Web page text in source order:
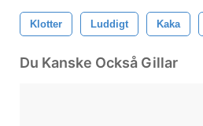
Klotter Luddigt Kaka
Du Kanske Också Gillar